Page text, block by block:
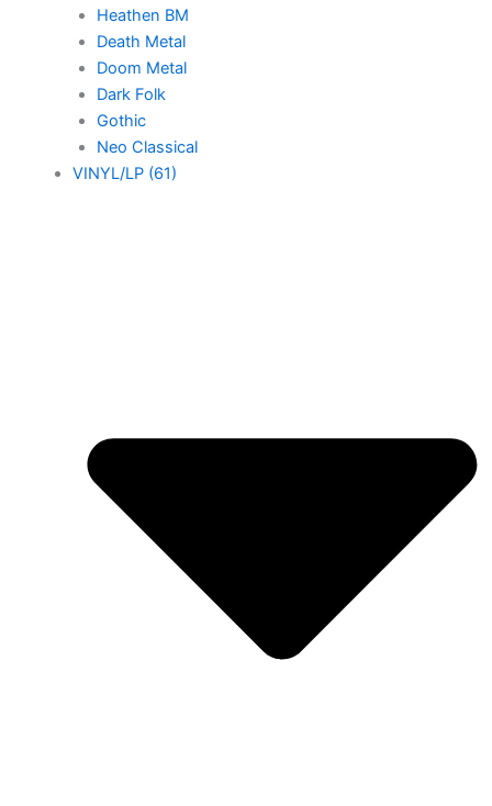
Heathen BM
Death Metal
Doom Metal
Dark Folk
Gothic
Neo Classical
VINYL/LP (61)